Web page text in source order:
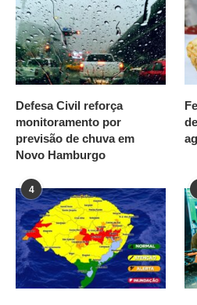
Defesa Civil reforça
monitoramento por
previsão de chuva em
Novo Hamburgo
4